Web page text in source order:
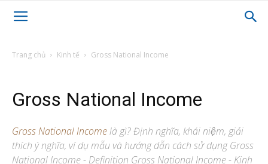
Trang chủ Kinh tế Gross National Income
Gross National Income
Gross National Incomelà gì? Định nghĩa, khái niệm, giải
thích ý nghĩa, ví dụ mẫu và hướng dẫn cách sử dụng Gross
National Income - Definition Gross National Income - Kinh